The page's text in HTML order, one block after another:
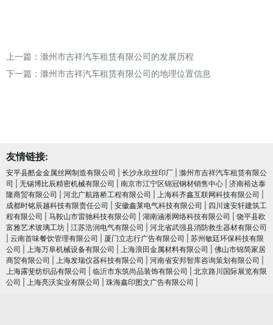
上一篇： 滁州市吉祥汽车租赁有限公司的发展历程
下一篇： 滁州市吉祥汽车租赁有限公司的地理位置信息
友情链接:
安平县酷金金属丝网制造有限公司 长沙永欣丝印厂
滁州市吉祥汽车租赁有限公
司
无锡博比辰精密机械有限公司 南京市江宁区锦冠钢材销售中心
济南裕达泰
隆商贸有限公司
河北广航路桥工程有限公司 上海科齐鑫互联网科技有限公司
成都时铭辰越科技有限责任公司
安徽鑫莱电气科技有限公司
四川速安轩建筑工
程有限公司
马鞍山市雷驰科技有限公司 湖南涵淅网络科技有限公司
饶平县欧
富雅艺术玻璃工坊
江苏浩润电⽓有限公司
河北省武强县消防救生器材有限公司
云南首味餐饮管理有限公司 厦门立志行广告有限公司
苏州敏廷环保科技有限
公司
上海万阜机械设备有限公司 上海浪田金属材料有限公司
佛山市锦简家居
商贸有限公司
上海发瑞仪器科技有限公司 河南省安邦智库咨询策划有限公司
上海露斐纺织品有限公司
临沂市东筑尚品装饰有限公司
北京路川国际展览有限
公司
上海亮沃实业有限公司 珠海鑫印图文广告有限公司